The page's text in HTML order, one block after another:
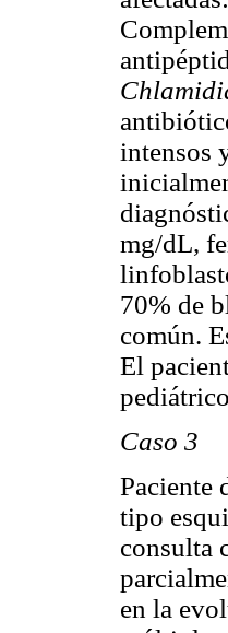
intensos
mg/dL,
70% de
común.
El
Caso 3
Paciente
tipo
consulta
en la